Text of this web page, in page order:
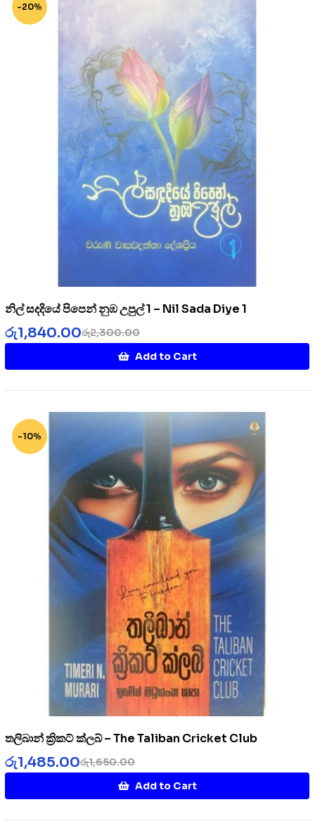
-20%
නිල් සදදියේ පිපෙන් නුඹ උපුල් 1 – Nil Sada Diye 1
රු2,300.00
රු1,840.00
Add to Cart
-10%
තලිබාන් ක්‍රිකට් ක්ලබ් – The Taliban Cricket Club
රු1,650.00
රු1,485.00
Add to Cart